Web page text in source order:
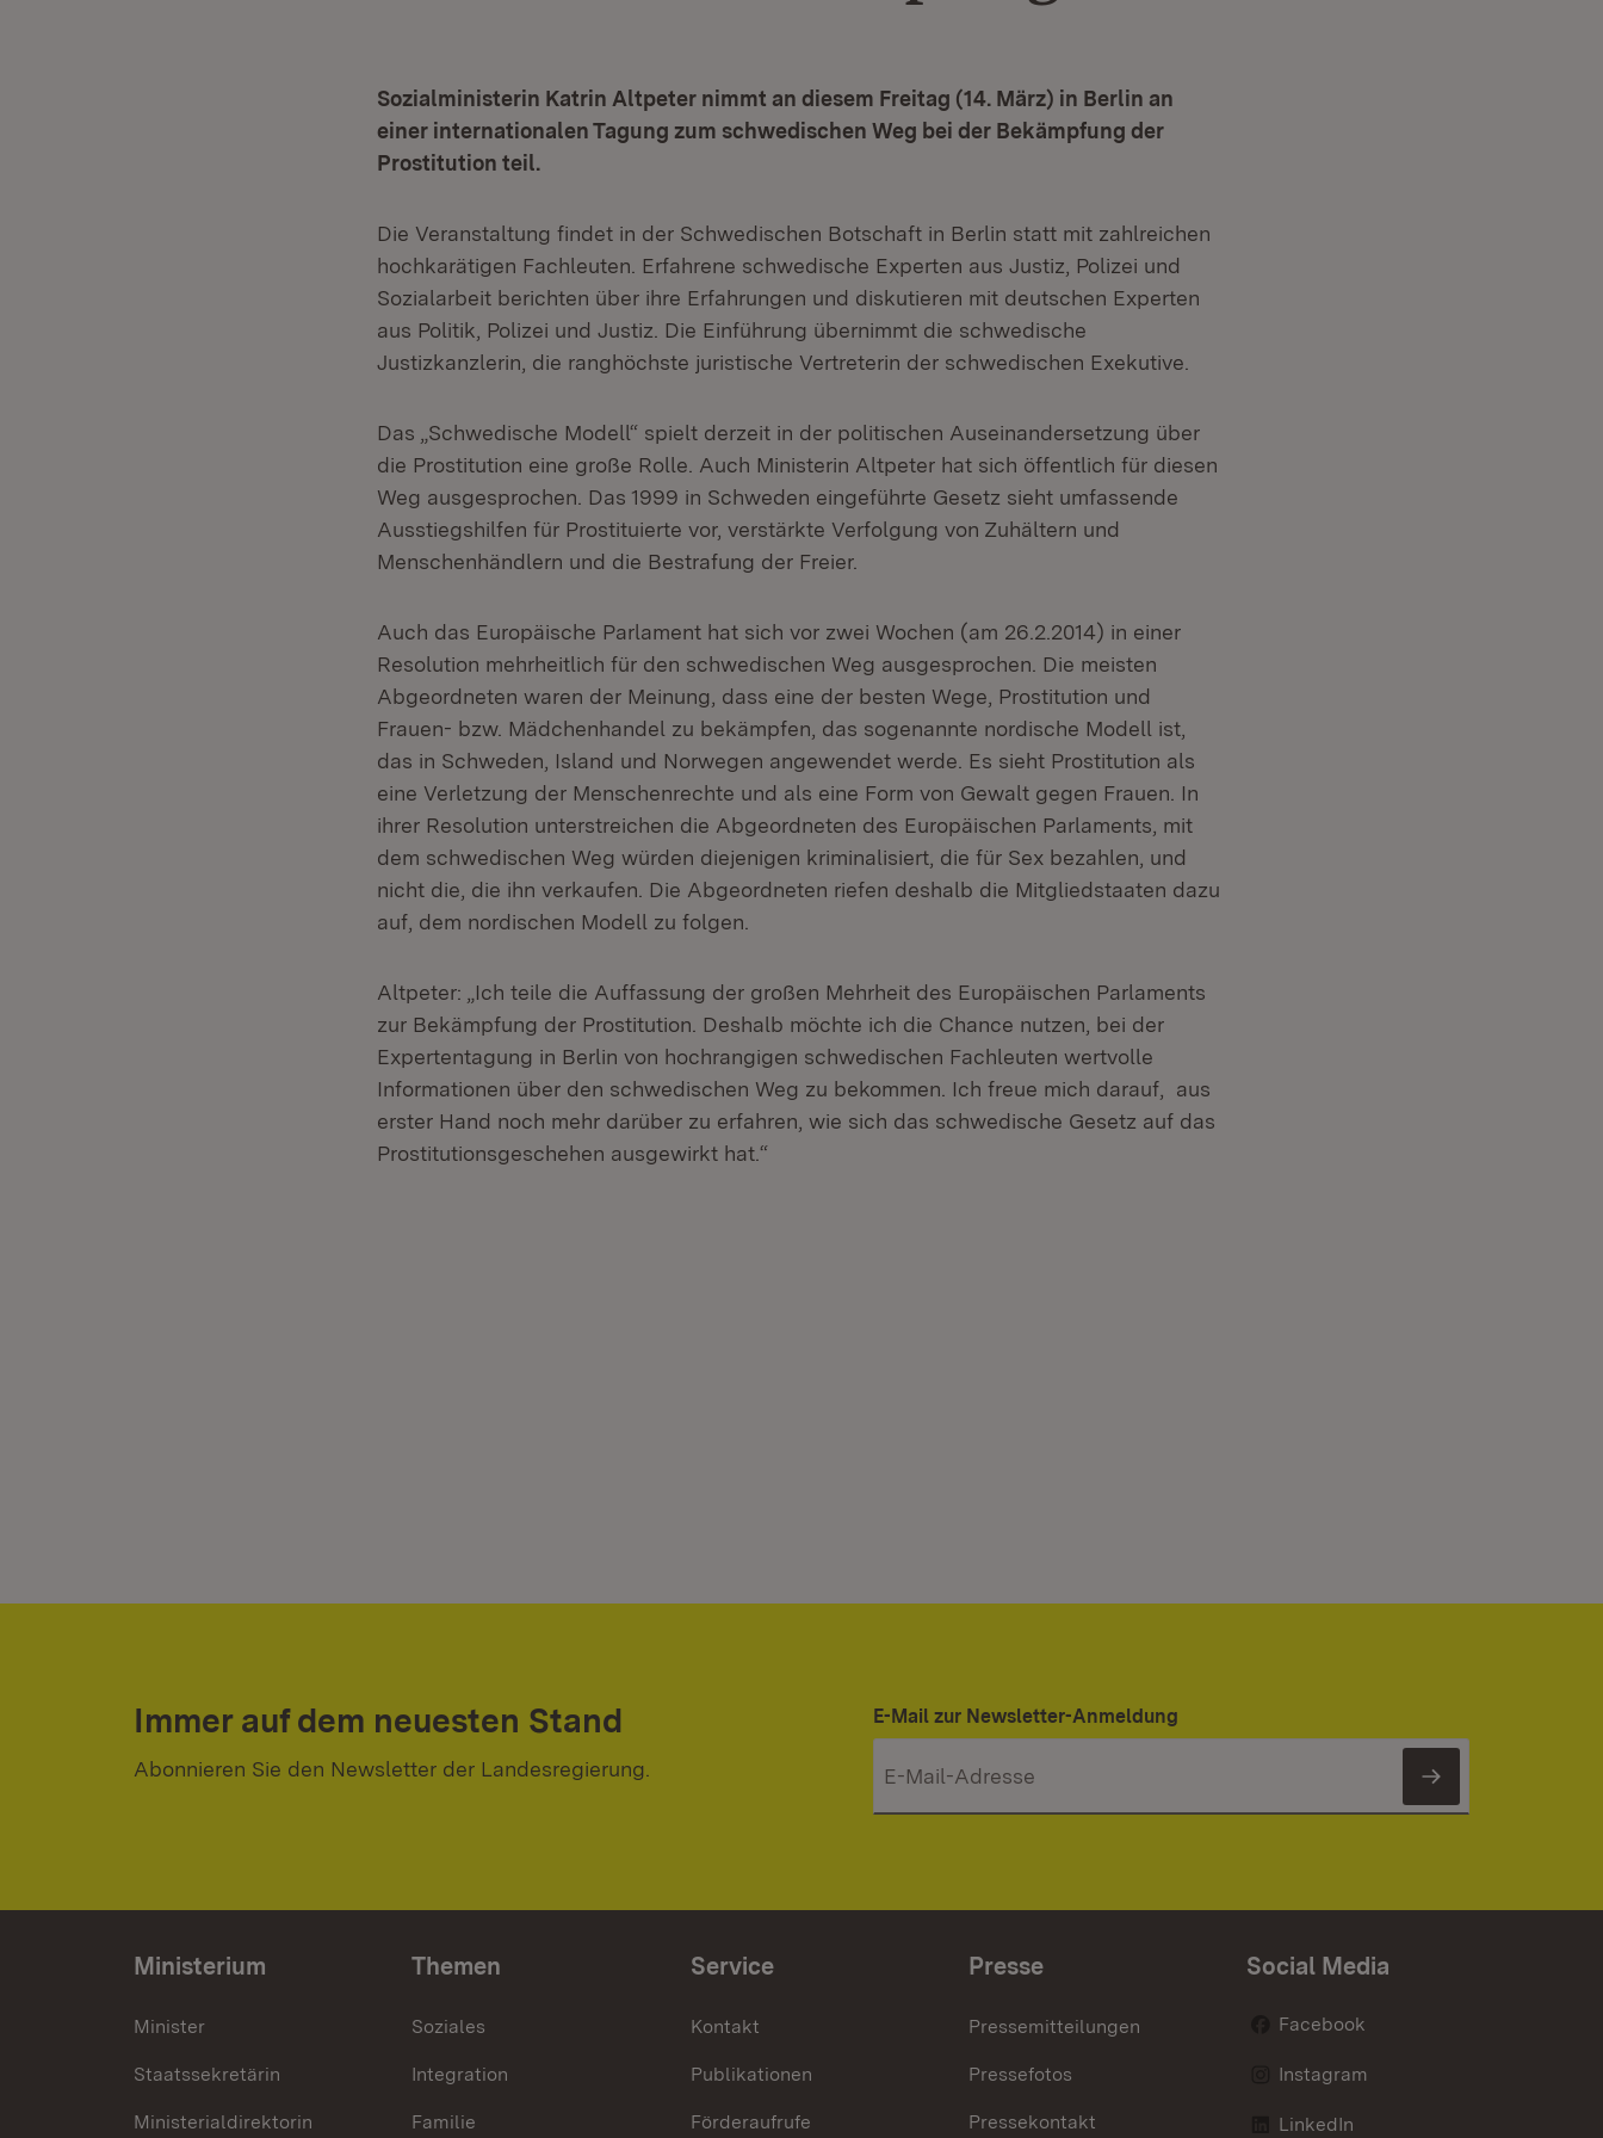
Sozialministerin Katrin Altpeter nimmt an diesem Freitag (14. März) in Berlin an
einer internationalen Tagung zum schwedischen Weg bei der Bekämpfung der
Prostitution teil.
Die Veranstaltung findet in der Schwedischen Botschaft in Berlin statt mit zahlreichen
hochkarätigen Fachleuten. Erfahrene schwedische Experten aus Justiz, Polizei und
Sozialarbeit berichten über ihre Erfahrungen und diskutieren mit deutschen Experten
aus Politik, Polizei und Justiz. Die Einführung übernimmt die schwedische
Justizkanzlerin, die ranghöchste juristische Vertreterin der schwedischen Exekutive.
Das „Schwedische Modell“ spielt derzeit in der politischen Auseinandersetzung über
die Prostitution eine große Rolle. Auch Ministerin Altpeter hat sich öffentlich für diesen
Weg ausgesprochen. Das 1999 in Schweden eingeführte Gesetz sieht umfassende
Ausstiegshilfen für Prostituierte vor, verstärkte Verfolgung von Zuhältern und
Menschenhändlern und die Bestrafung der Freier.
Auch das Europäische Parlament hat sich vor zwei Wochen (am 26.2.2014) in einer
Resolution mehrheitlich für den schwedischen Weg ausgesprochen. Die meisten
Abgeordneten waren der Meinung, dass eine der besten Wege, Prostitution und
Frauen- bzw. Mädchenhandel zu bekämpfen, das sogenannte nordische Modell ist,
das in Schweden, Island und Norwegen angewendet werde. Es sieht Prostitution als
eine Verletzung der Menschenrechte und als eine Form von Gewalt gegen Frauen. In
ihrer Resolution unterstreichen die Abgeordneten des Europäischen Parlaments, mit
dem schwedischen Weg würden diejenigen kriminalisiert, die für Sex bezahlen, und
nicht die, die ihn verkaufen. Die Abgeordneten riefen deshalb die Mitgliedstaaten dazu
auf, dem nordischen Modell zu folgen.
Altpeter: „Ich teile die Auffassung der großen Mehrheit des Europäischen Parlaments
zur Bekämpfung der Prostitution. Deshalb möchte ich die Chance nutzen, bei der
Expertentagung in Berlin von hochrangigen schwedischen Fachleuten wertvolle
Informationen über den schwedischen Weg zu bekommen. Ich freue mich darauf, aus
erster Hand noch mehr darüber zu erfahren, wie sich das schwedische Gesetz auf das
Prostitutionsgeschehen ausgewirkt hat.“
Immer auf dem neuesten Stand
Abonnieren Sie den Newsletter der Landesregierung.
E-Mail zur Newsletter-Anmeldung
Newsletter
Ministerium
Minister
Staatssekretärin
Ministerialdirektorin
Themen
Soziales
Integration
Familie
Service
Kontakt
Publikationen
Förderaufrufe
Presse
Pressemitteilungen
Pressefotos
Pressekontakt
Social Media
Facebook
Instagram
LinkedIn